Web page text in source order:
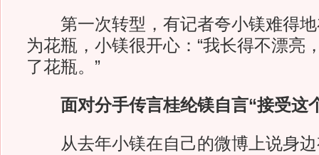
第一次转型，有记者夸小镁难得地
为花瓶，小镁很开心：“我长得不漂亮
了花瓶。”
面对分手传言桂纶镁自言“接受这
从去年小镁在自己的微博上说身边